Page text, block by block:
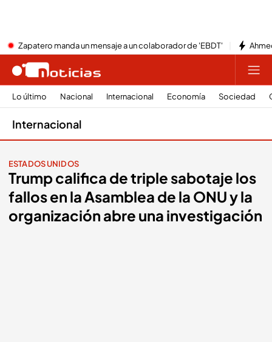
Zapatero manda un mensaje a un colaborador de 'EBDT'
Lo último Nacional Internacional Economía Sociedad
Internacional
ESTADOS UNIDOS
Trump califica de triple sabotaje los
fallos en la Asamblea de la ONU y la
organización abre una investigación